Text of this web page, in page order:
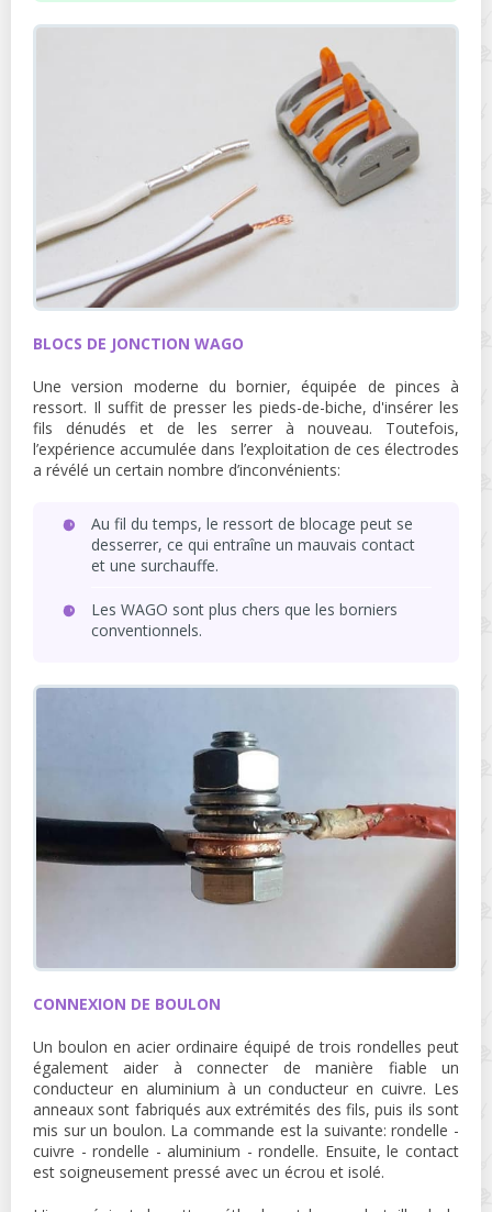
BLOCS DE JONCTION WAGO
Une version moderne du bornier, équipée de pinces à
ressort. Il suffit de presser les pieds-de-biche, d'insérer les
fils dénudés et de les serrer à nouveau. Toutefois,
l’expérience accumulée dans l’exploitation de ces électrodes
a révélé un certain nombre d’inconvénients:
Au fil du temps, le ressort de blocage peut se
desserrer, ce qui entraîne un mauvais contact
et une surchauffe.
Les WAGO sont plus chers que les borniers
conventionnels.
CONNEXION DE BOULON
Un boulon en acier ordinaire équipé de trois rondelles peut
également aider à connecter de manière fiable un
conducteur en aluminium à un conducteur en cuivre. Les
anneaux sont fabriqués aux extrémités des fils, puis ils sont
mis sur un boulon. La commande est la suivante: rondelle -
cuivre - rondelle - aluminium - rondelle. Ensuite, le contact
est soigneusement pressé avec un écrou et isolé.